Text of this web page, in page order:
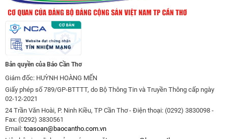
Bản quyền của Báo Cần Thơ
Giám đốc: HUỲNH HOÀNG MẾN
Giấy phép số 789/GP-BTTTT, do Bộ Thông Tin và Truyền Thông cấp ngày
02-12-2021
24 Trần Văn Hoài, P. Ninh Kiều, TP Cần Thơ - Điện thoại: (0292) 3830098 -
Fax: (0292) 3830561
Email: toasoan@baocantho.com.vn